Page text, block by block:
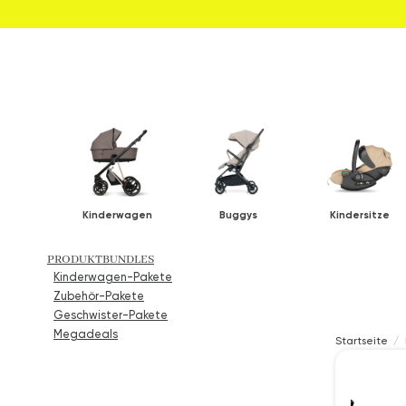
Kinderwagen Buggys Kindersitze
PRODUKTBUNDLES
Kinderwagen-Pakete
Zubehör-Pakete
Geschwister-Pakete
Megadeals
Startseite